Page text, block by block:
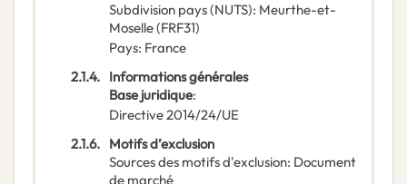
Subdivision pays (NUTS): Meurthe-et-
Moselle(FRF31)
Pays: France
2.1.4. Informations générales
Base juridique:
Directive 2014/24/UE
2.1.6. Motifs d’exclusion
Sources des motifs d'exclusion: Document
de marché